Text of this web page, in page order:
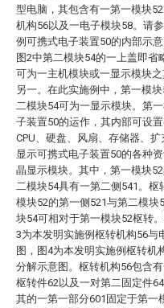
型电脑，其包含有一第一模块
机构56以及一电子模块58。请
例可携式电子装置50的内部示
图2中第二模块54的一上盖即省
可为一主机模块或一显示模块
另一。在此实施例中，第一模
二模块54可为一显示模块。第
子装置50的运作，其内部可设
CPU、硬盘、风扇、存储器、
显示可携式电子装置50的各种
晶显示模块。其中，第一模块
二模块54具有一第二侧541。枢
模块52的第一侧521与第二模块
块54可相对于第一模块52枢转
3为本发明实施例枢转机构56与
图，图4为本发明实施例枢转机
分解示意图。枢转机构56包含
枢转件62以及一对第二固定件
其的一第一部分601固定于第一